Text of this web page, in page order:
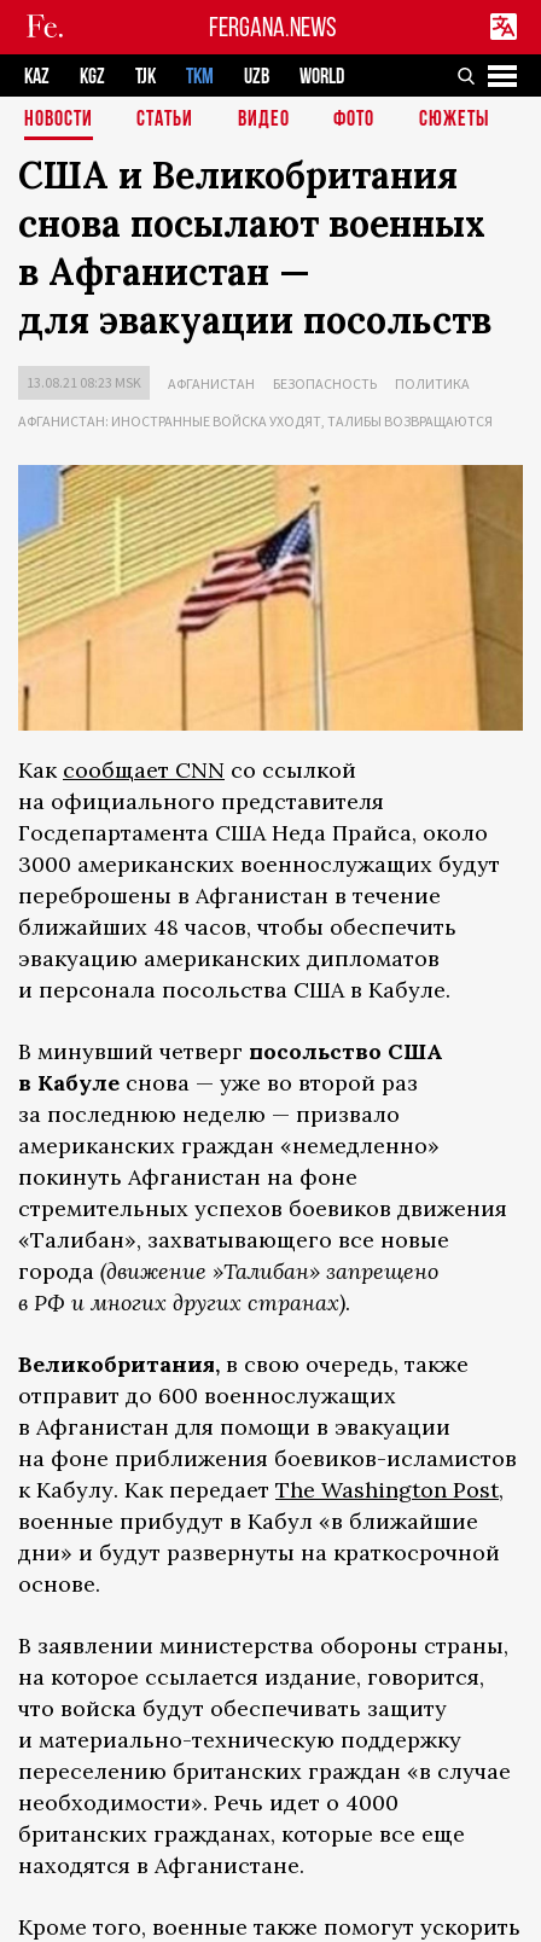
FERGANA.NEWS
KAZ KGZ TJK TKM UZB
WORLD
НОВОСТИ
СТАТЬИ ВИДЕО ФОТО СЮЖЕТЫ
США и Великобритания
снова посылают военных
в Афганистан —
для эвакуации посольств
13.08.21 08:23 MSK АФГАНИСТАН БЕЗОПАСНОСТЬ ПОЛИТИКА
АФГАНИСТАН: ИНОСТРАННЫЕ ВОЙСКА УХОДЯТ, ТАЛИБЫ ВОЗВРАЩАЮТСЯ
Как сообщает CNN со ссылкой
на официального представителя
Госдепартамента США Неда Прайса, около
3000 американских военнослужащих будут
переброшены в Афганистан в течение
ближайших 48 часов, чтобы обеспечить
эвакуацию американских дипломатов
и персонала посольства США в Кабуле.
В минувший четверг посольство США
в Кабуле снова — уже во второй раз
за последнюю неделю — призвало
американских граждан «немедленно»
покинуть Афганистан на фоне
стремительных успехов боевиков движения
«Талибан», захватывающего все новые
города (движение »Талибан» запрещено
в РФ и многих других странах).
Великобритания, в свою очередь, также
отправит до 600 военнослужащих
в Афганистан для помощи в эвакуации
на фоне приближения боевиков-исламистов
к Кабулу. Как передает The Washington Post,
военные прибудут в Кабул «в ближайшие
дни» и будут развернуты на краткосрочной
основе.
В заявлении министерства обороны страны,
на которое ссылается издание, говорится,
что войска будут обеспечивать защиту
и материально-техническую поддержку
переселению британских граждан «в случае
необходимости». Речь идет о 4000
британских гражданах, которые все еще
находятся в Афганистане.
Кроме того, военные также помогут ускорить